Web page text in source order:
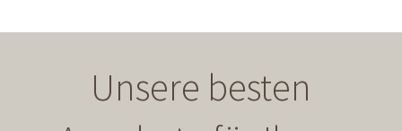
Unsere besten